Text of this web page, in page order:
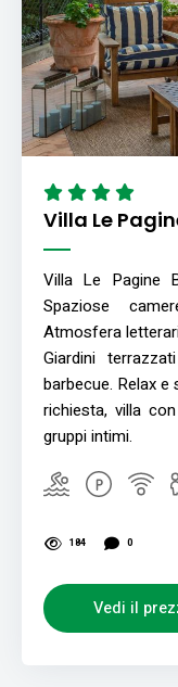
Villa Le
Villa Le Pagine
Spaziose
Atmosfera
Giardini
barbecue. Relax
richiesta, villa
gruppi intimi.
184 0
Vedi il